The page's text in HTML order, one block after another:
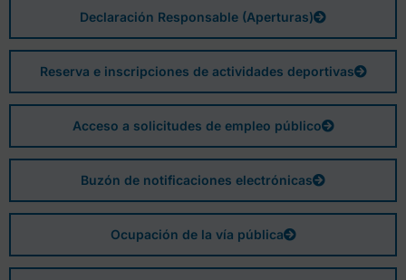
Declaración Responsable (Aperturas)
Reserva e inscripciones de actividades deportivas
Acceso a solicitudes de empleo público
Buzón de notificaciones electrónicas
Ocupación de la vía pública